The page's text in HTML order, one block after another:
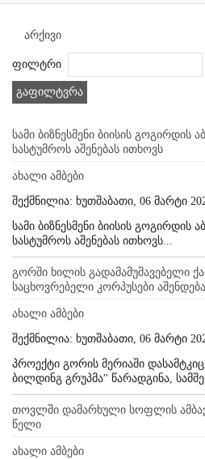
არქივი
ფილტრი
გაფილტვრა
სამი ბიზნესმენი ბიისის გოგირდის
სასტუმროს აშენებას ითხოვს
ახალი ამბები
შექმნილია: ხუთშაბათი, 06 მარტი
სამი ბიზნესმენი ბიისის გოგირდის
სასტუმროს აშენებას ითხოვს...
გორში ხილის გადამამუშავებელი
საცხოვრებელი კორპუსები
ახალი ამბები
შექმნილია: ხუთშაბათი, 06 მარტი
პროექტი გორის მერიაში
ბილდინგ გრუპმა'' წარადგინა,
თოვლში დამარხული სოფლის
წელი
ახალი ამბები